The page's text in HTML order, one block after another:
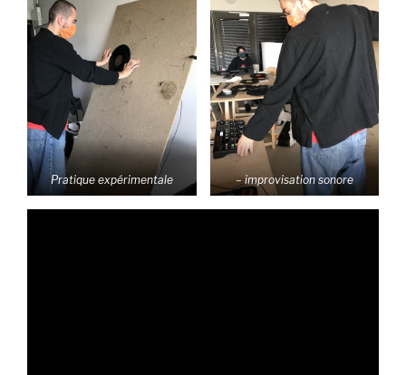
Pratique expérimentale – improvisation sonore